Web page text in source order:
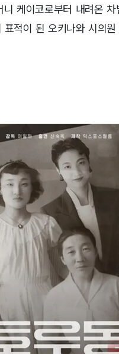
케이코로부터 내려온
적이 된 오키나와 시의